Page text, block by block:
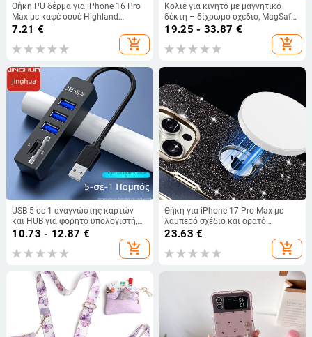
Θήκη PU δέρμα για iPhone 16 Pro
Max με καφέ σουέ Highland
σκύλου, πλήρης κάλυψη,
7.21 €
add_shopping_cart
Κολιέ για κινητό με μαγνητικό
δέκτη – δίχρωμο σχέδιο, MagSafe
συμβατό, υφαντό λουράκι για τον
19.25 - 33.87 €
add_shopping_cart
USB 5-σε-1 αναγνώστης καρτών
και HUB για φορητό υπολογιστή,
SD/TF υποστήριξη, USB 2.0
εξωτερική σύνδεση, μοντέλο Z303
10.73 - 12.87 €
add_shopping_cart
Θήκη για iPhone 17 Pro Max με
λαμπερό σχέδιο και ορατό
λογότυπο, μαγνητική προστασία,
23.63 €
add_shopping_cart